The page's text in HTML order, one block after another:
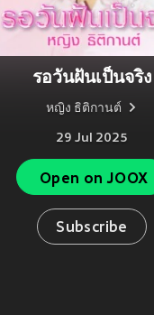
รอวันฝันเป็นจริง
หญิง ธิติกานต์
29 Jul 2025
Open on JOOX
Subscribe